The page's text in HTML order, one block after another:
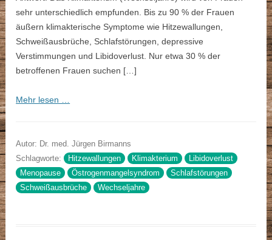
sehr unterschiedlich empfunden. Bis zu 90 % der Frauen
äußern klimakterische Symptome wie Hitzewallungen,
Schweißausbrüche, Schlafstörungen, depressive
Verstimmungen und Libidoverlust. Nur etwa 30 % der
betroffenen Frauen suchen […]
Mehr lesen …
Autor: Dr. med. Jürgen Birmanns
Schlagworte: Hitzewallungen Klimakterium
Libidoverlust
Menopause
Östrogenmangelsyndrom
Schlafstörungen
Schweißausbrüche
Wechseljahre